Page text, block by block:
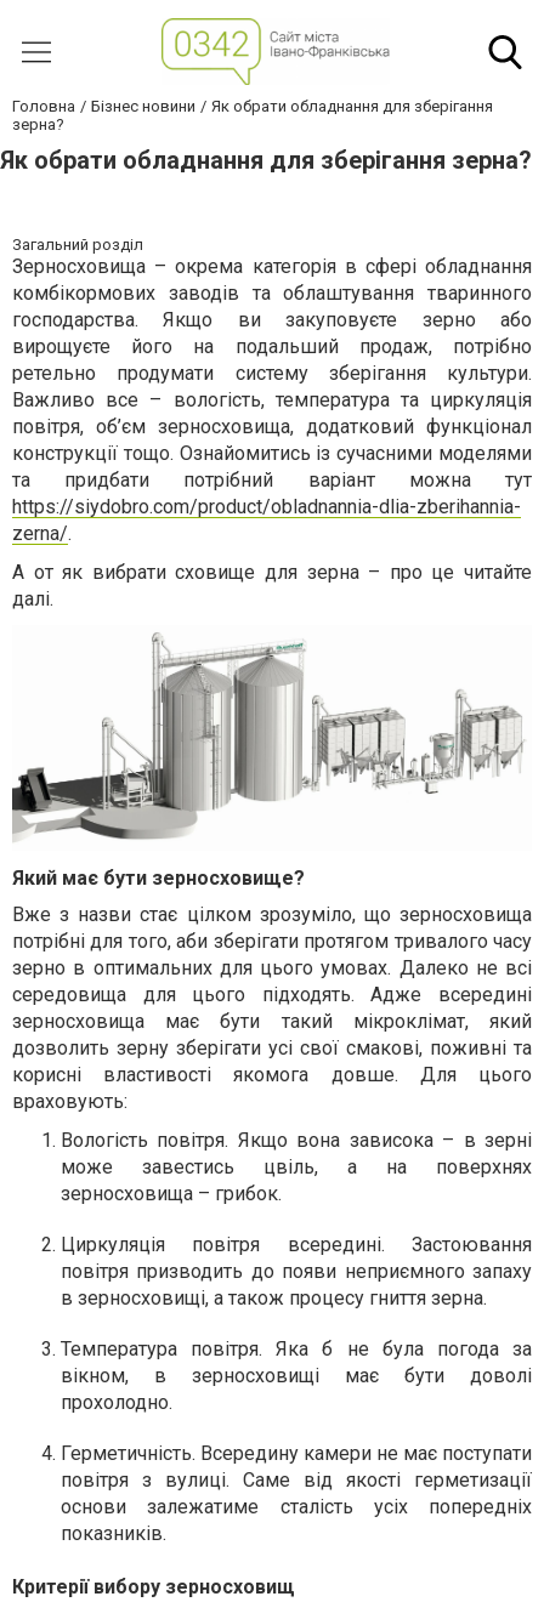
Головна Бізнес новини
Як обрати обладнання для зберігання
зерна?
Як обрати обладнання для зберігання зерна?
Загальний розділ
Зерносховища – окрема категорія в сфері обладнання
комбікормових заводів та облаштування тваринного
господарства. Якщо ви закуповуєте зерно або
вирощуєте його на подальший продаж, потрібно
ретельно продумати систему зберігання культури.
Важливо все – вологість, температура та циркуляція
повітря, об’єм зерносховища, додатковий функціонал
конструкції тощо. Ознайомитись із сучасними моделями
та придбати потрібний варіант можна тут
https://siydobro.com/product/obladnannia-dlia-zberihannia-
zerna/.
А от як вибрати сховище для зерна – про це читайте
далі.
Який має бути зерносховище?
Вже з назви стає цілком зрозуміло, що зерносховища
потрібні для того, аби зберігати протягом тривалого часу
зерно в оптимальних для цього умовах. Далеко не всі
середовища для цього підходять. Адже всередині
зерносховища має бути такий мікроклімат, який
дозволить зерну зберігати усі свої смакові, поживні та
корисні властивості якомога довше. Для цього
враховують:
Вологість повітря. Якщо вона зависока – в зерні
може завестись цвіль, а на поверхнях
зерносховища – грибок.
Циркуляція повітря всередині. Застоювання
повітря призводить до появи неприємного запаху
в зерносховищі, а також процесу гниття зерна.
Температура повітря. Яка б не була погода за
вікном, в зерносховищі має бути доволі
прохолодно.
Герметичність. Всередину камери не має поступати
повітря з вулиці. Саме від якості герметизації
основи залежатиме сталість усіх попередніх
показників.
Критерії вибору зерносховищ